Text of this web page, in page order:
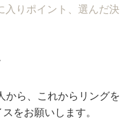
入りポイント、選んだ決
から、これからリングを
をお願いします。